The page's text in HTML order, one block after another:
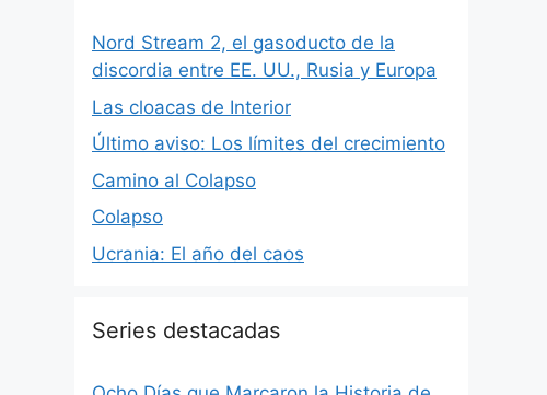
Nord Stream 2, el gasoducto de la
discordia entre EE. UU., Rusia y Europa
Las cloacas de Interior
Último aviso: Los límites del crecimiento
Camino al Colapso
Colapso
Ucrania: El año del caos
Series destacadas